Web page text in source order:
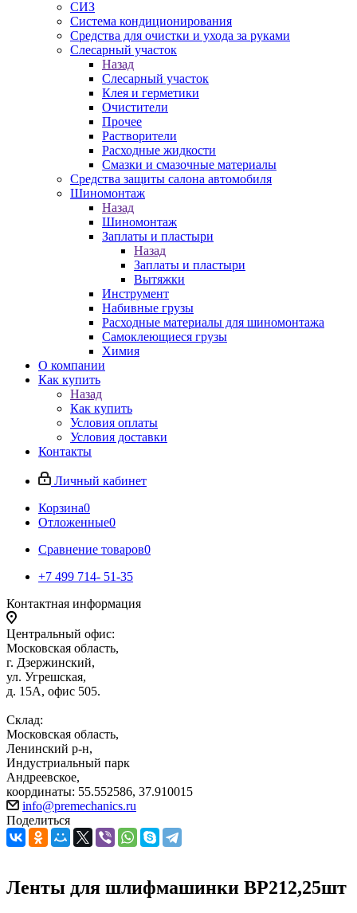
СИЗ
Система кондиционирования
Средства для очистки и ухода за руками
Слесарный участок
Назад
Слесарный участок
Клея и герметики
Очистители
Прочее
Растворители
Расходные жидкости
Смазки и смазочные материалы
Средства защиты салона автомобиля
Шиномонтаж
Назад
Шиномонтаж
Заплаты и пластыри
Назад
Заплаты и пластыри
Вытяжки
Инструмент
Набивные грузы
Расходные материалы для шиномонтажа
Самоклеющиеся грузы
Химия
О компании
Как купить
Назад
Как купить
Условия оплаты
Условия доставки
Контакты
Личный кабинет
Корзина0
Отложенные0
Сравнение товаров0
+7 499 714- 51-35
Контактная информация
Центральный офис:
Московская область,
г. Дзержинский,
ул. Угрешская,
д. 15А, офис 505.
Склад:
Московская область,
Ленинский р-н,
Индустриальный парк
Андреевское,
координаты: 55.552586, 37.910015
info@premechanics.ru
Поделиться
Ленты для шлифмашинки BP212,25шт